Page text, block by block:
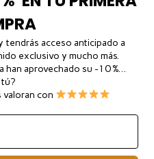
tendrás acceso anticipado a
exclusivo y mucho más.
han aprovechado su -10 %…
valoran con